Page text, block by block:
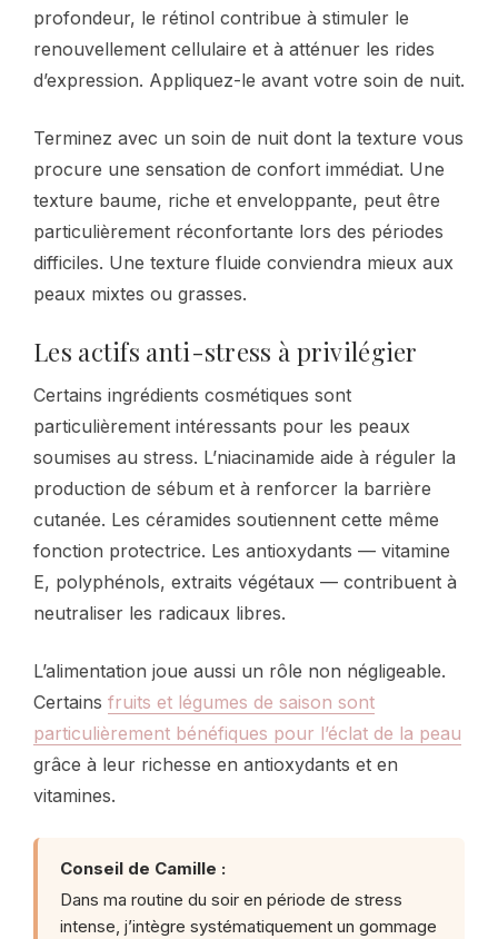
profondeur, le rétinol contribue à stimuler le
renouvellement cellulaire et à atténuer les rides
d’expression. Appliquez-le avant votre soin de nuit.
Terminez avec un soin de nuit dont la texture vous
procure une sensation de confort immédiat. Une
texture baume, riche et enveloppante, peut être
particulièrement réconfortante lors des périodes
difficiles. Une texture fluide conviendra mieux aux
peaux mixtes ou grasses.
Les actifs anti-stress à privilégier
Certains ingrédients cosmétiques sont
particulièrement intéressants pour les peaux
soumises au stress. L’niacinamide aide à réguler la
production de sébum et à renforcer la barrière
cutanée. Les céramides soutiennent cette même
fonction protectrice. Les antioxydants — vitamine
E, polyphénols, extraits végétaux — contribuent à
neutraliser les radicaux libres.
L’alimentation joue aussi un rôle non négligeable.
Certains fruits et légumes de saison sont
particulièrement bénéfiques pour l’éclat de la peau
grâce à leur richesse en antioxydants et en
vitamines.
Conseil de Camille :
Dans ma routine du soir en période de stress
intense, j’intègre systématiquement un gommage